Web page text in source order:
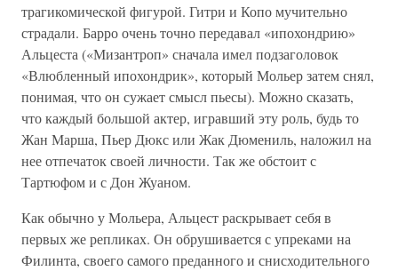
трагикомической фигурой. Гитри и Копо мучительно
страдали. Барро очень точно передавал «ипохондрию»
Альцеста («Мизантроп» сначала имел подзаголовок
«Влюбленный ипохондрик», который Мольер затем снял,
понимая, что он сужает смысл пьесы). Можно сказать,
что каждый большой актер, игравший эту роль, будь то
Жан Марша, Пьер Дюкс или Жак Дюмениль, наложил на
нее отпечаток своей личности. Так же обстоит с
Тартюфом и с Дон Жуаном.
Как обычно у Мольера, Альцест раскрывает себя в
первых же репликах. Он обрушивается с упреками на
Филинта, своего самого преданного и снисходительного